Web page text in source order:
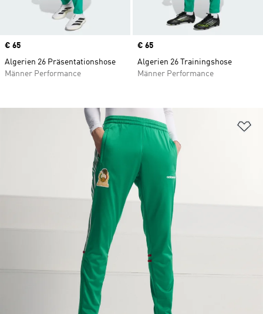
Price
€ 65
Algerien 26 Präsentationshose
Männer Performance
Price
€ 65
Algerien 26 Trainingshose
Männer Performance